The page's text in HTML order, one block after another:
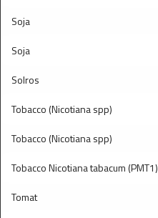
Soja
Soja
Solros
Tobacco (Nicotiana spp)
Tobacco (Nicotiana spp)
Tobacco Nicotiana tabacum (PMT1)
Tomat